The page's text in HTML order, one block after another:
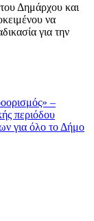
Δημάρχου και
να
για την
–
περιόδου
για όλο το Δήμο